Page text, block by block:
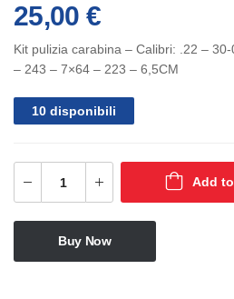
25,00 €
Kit pulizia carabina – Calibri: .22 –
– 243 – 7×64 – 223 – 6,5CM
10 disponibili
Add
Buy Now